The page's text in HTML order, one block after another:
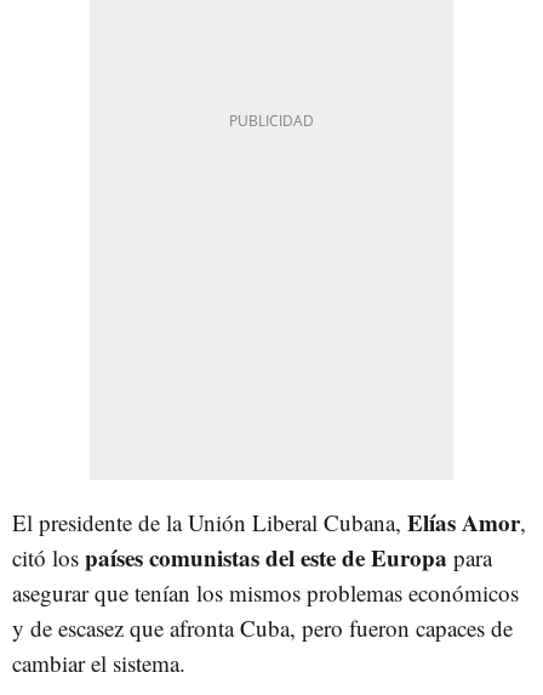
El presidente de la Unión Liberal Cubana, Elías Amor,
citó los países comunistas del este de Europa para
asegurar que tenían los mismos problemas económicos
y de escasez que afronta Cuba, pero fueron capaces de
cambiar el sistema.